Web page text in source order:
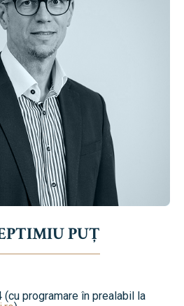
PUȚ
(cu programare în prealabil la